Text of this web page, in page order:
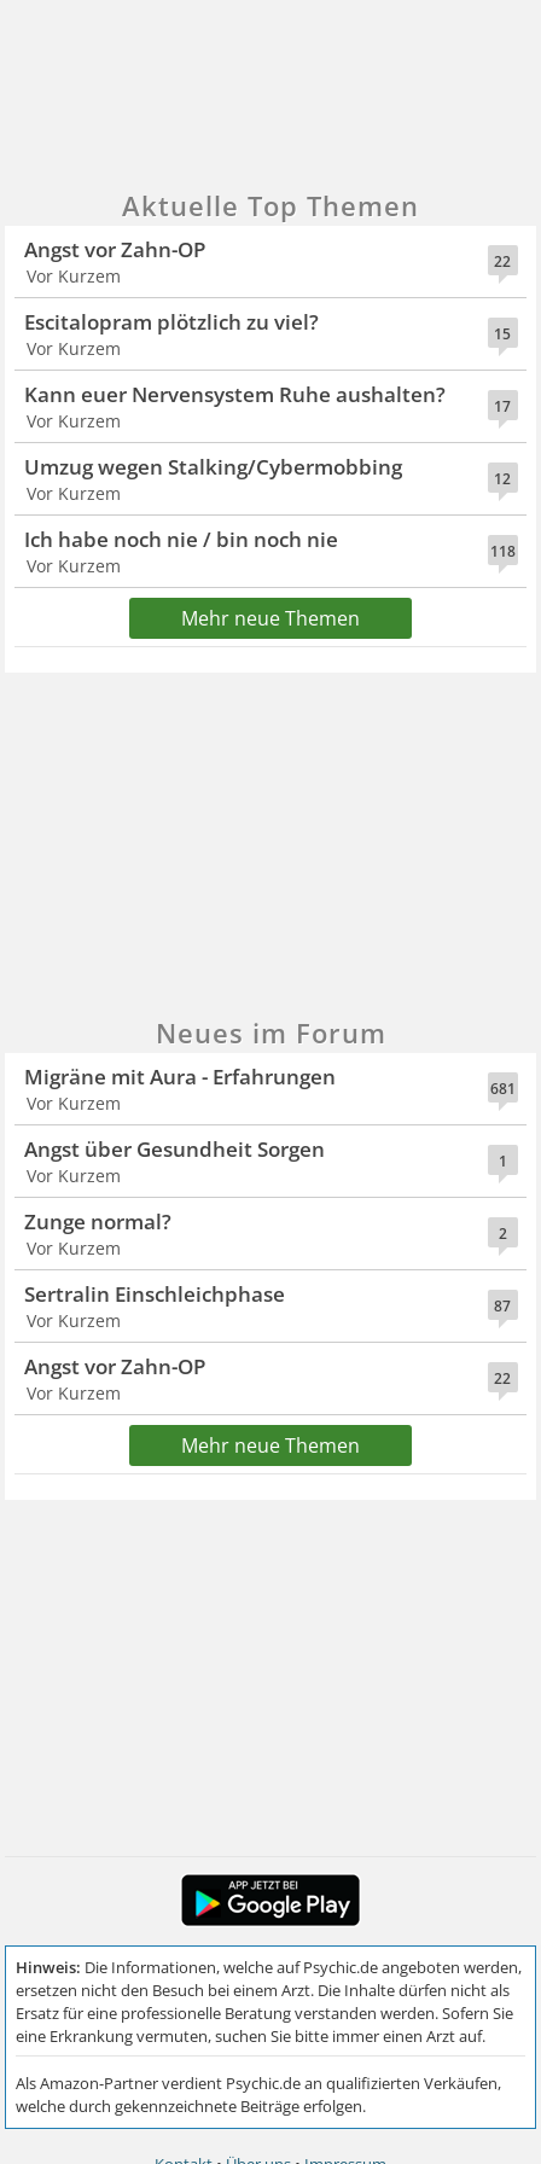
Aktuelle Top Themen
22
Angst vor Zahn-OP
Vor Kurzem
15
Escitalopram plötzlich zu viel?
Vor Kurzem
17
Kann euer Nervensystem Ruhe aushalten?
Vor Kurzem
12
Umzug wegen Stalking/Cybermobbing
Vor Kurzem
118
Ich habe noch nie / bin noch nie
Vor Kurzem
Mehr neue Themen
Neues im Forum
681
Migräne mit Aura - Erfahrungen
Vor Kurzem
1
Angst über Gesundheit Sorgen
Vor Kurzem
2
Zunge normal?
Vor Kurzem
87
Sertralin Einschleichphase
Vor Kurzem
22
Angst vor Zahn-OP
Vor Kurzem
Mehr neue Themen